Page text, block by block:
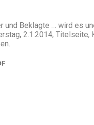
und Beklagte … wird es
2.1.2014,